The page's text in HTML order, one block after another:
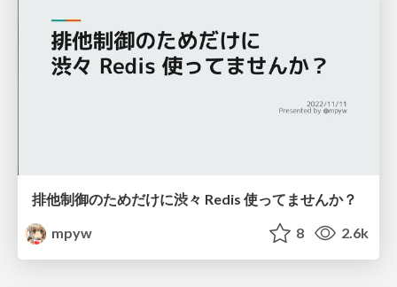
排他制御のためだけに渋々 Redis 使ってませんか？
mpyw
8 2.6k